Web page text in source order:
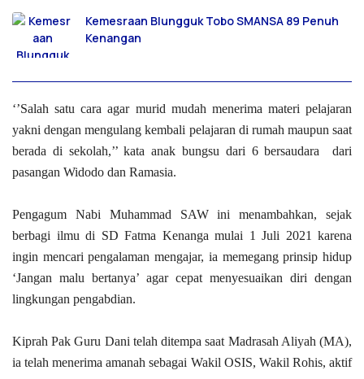
Kemesraan Blungguk Tobo SMANSA 89 Penuh
Kenangan
‘’Salah satu cara agar murid mudah menerima materi pelajaran
yakni dengan mengulang kembali pelajaran di rumah maupun saat
berada di sekolah,’’ kata anak bungsu dari 6 bersaudara dari
pasangan Widodo dan Ramasia.
Pengagum Nabi Muhammad SAW ini menambahkan, sejak
berbagi ilmu di SD Fatma Kenanga mulai 1 Juli 2021 karena
ingin mencari pengalaman mengajar, ia memegang prinsip hidup
‘Jangan malu bertanya’ agar cepat menyesuaikan diri dengan
lingkungan pengabdian.
Kiprah Pak Guru Dani telah ditempa saat Madrasah Aliyah (MA),
ia telah menerima amanah sebagai Wakil OSIS, Wakil Rohis, aktif